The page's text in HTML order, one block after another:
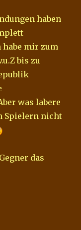
haben
habe mir zum
bis zu
was labere
Spielern nicht
das